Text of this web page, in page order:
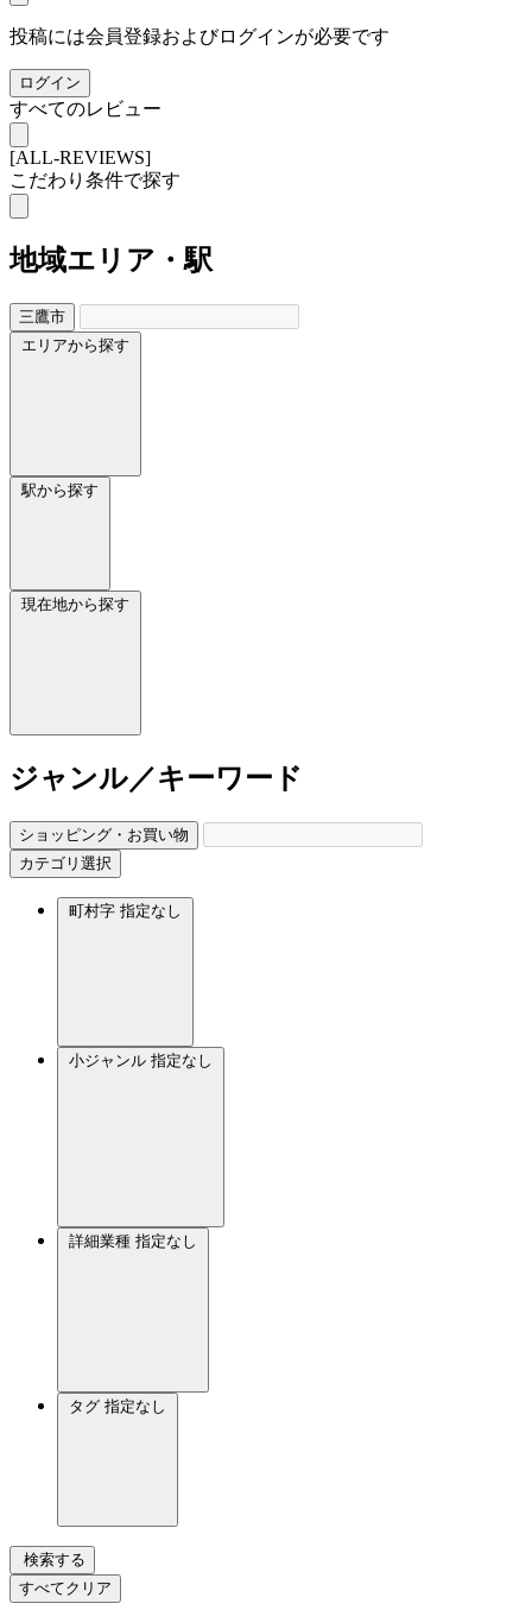
投稿には会員登録およびログインが必要です
ログイン
すべてのレビュー
[ALL-REVIEWS]
こだわり条件で探す
地域エリア・駅
三鷹市
エリアから探す
駅から探す
現在地から探す
ジャンル／キーワード
ショッピング・お買い物
カテゴリ選択
町村字 指定なし
小ジャンル 指定なし
詳細業種 指定なし
タグ 指定なし
検索する
すべてクリア